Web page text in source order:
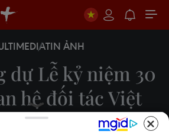
TIN ẢNH
dự Lễ kỷ niệm 30
hệ đối tác Việt
và ADB